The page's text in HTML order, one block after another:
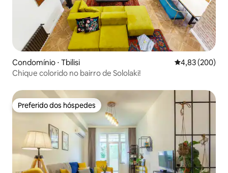
Condomínio ⋅ Tbilisi 4,83 de uma
4,83 (200)
Chique colorido no bairro de Sololaki!
Preferido dos hóspedes
Preferido dos hóspedes